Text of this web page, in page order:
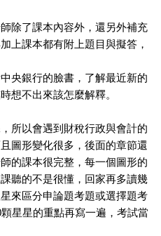
除了課本內容外，還另外補充
上課本都有附上題目與擬答，
央銀行的臉書，了解最近新的
想不出來該怎麼解釋。
所以會遇到財稅行政與會計的
圖形變化很多，後面的章節還
的課本很完整，每一個圖形的
聽的不是很懂，回家再多讀幾
來區分申論題考題或選擇題考
星星的重點再寫一遍，考試當